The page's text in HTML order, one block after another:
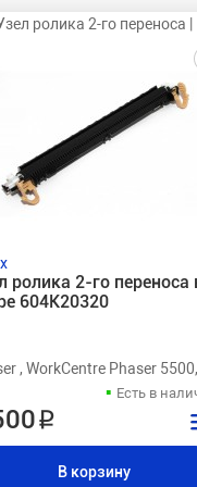
ролика 2-го переноса |
ролика 2-го переноса
604K20320
, WorkCentre Phaser
Есть в
₽
В корзину